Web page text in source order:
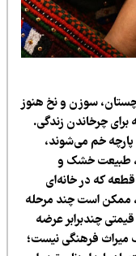
سوزن و نخ هنوز
چرخاندن زندگی.
خم می‌شوند،
خشک و
در خانه‌ای
است چند مرحله
چندبرابر عرضه
فرهنگی نیست؛